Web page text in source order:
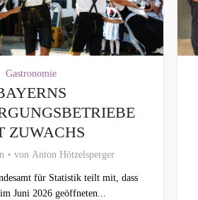
Gastronomie
ZUWACHS
von Anton Hötzelsperger
für Statistik teilt mit, dass
Juni 2026 geöffneten...